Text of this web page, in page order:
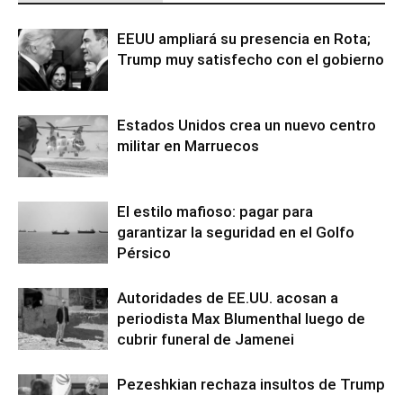
EEUU ampliará su presencia en Rota;
Trump muy satisfecho con el gobierno
Estados Unidos crea un nuevo centro
militar en Marruecos
El estilo mafioso: pagar para
garantizar la seguridad en el Golfo
Pérsico
Autoridades de EE.UU. acosan a
periodista Max Blumenthal luego de
cubrir funeral de Jamenei
Pezeshkian rechaza insultos de Trump